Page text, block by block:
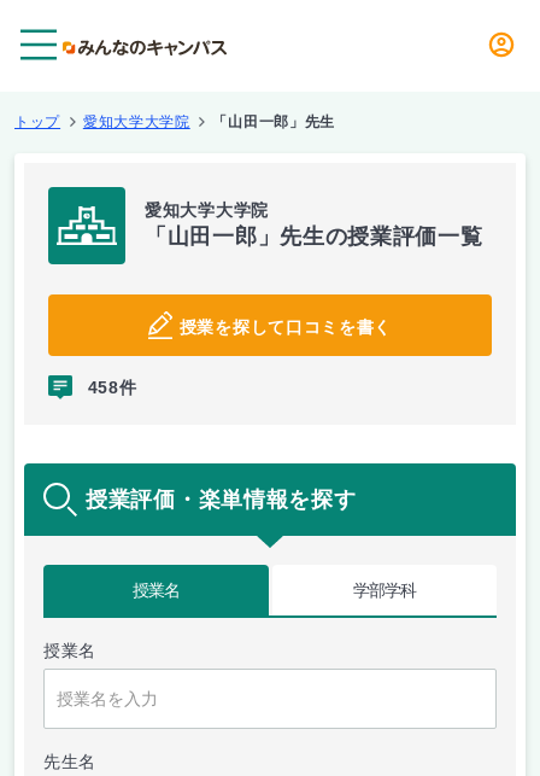
トップ 愛知大学大学院 「山田一郎」先生
愛知大学大学院
「山田一郎」先生の授業評価一覧
授業を探して口コミを書く
458件
授業評価・楽単情報を探す
授業名 学部学科
授業名
先生名